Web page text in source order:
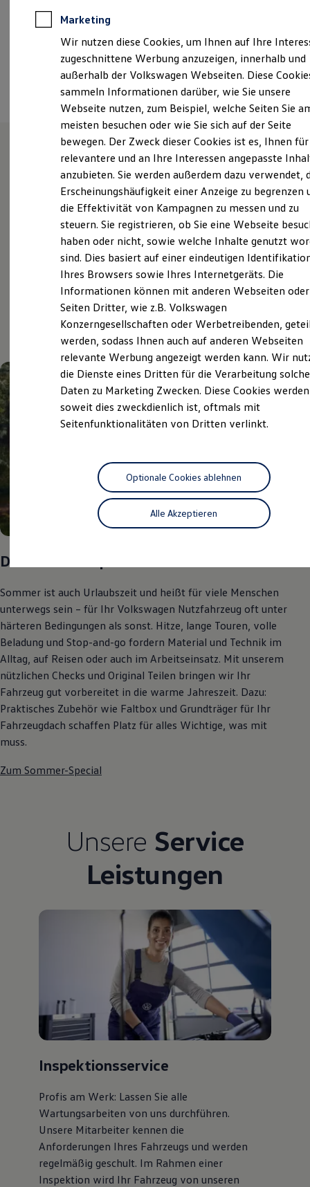
Sommer-Special
Reparatur, Pflege & Inspektion
Servicetermin anfragen
Service-Vorteile bei Volkswagen Nutzfahrzeuge
Economy Service
Räder & Reifen Service
Ersatzfahrzeuge
Notdienst und Pannenhilfe
Software, Konnektivität & Apps
California App
VW Connect für Ihren ID. Buzz
VW Connect für Ihren Transporter/Caravelle
VW Connect für Ihren Amarok
VW Connect für andere Modelle
Connect Pro
Fleet Interface Data
Multistop Pathfinder
Übersicht Software Updates
Hilfreiches für Besitzer
Fahrerassistenz- und Sicherheitssysteme
Kontrollleuchten
Kurzfahrprofile und Ölverdünnung
Batterieverordnung
XTL-Dieselkraftstoff
Ersatzteile und Betriebsflüssigkeiten
Original Zubehör und Lifestyle Produkte
myVolkswagen Business
Elektrisch & Autonom
Elektro - & Hybridfahrzeuge
Klimafreundlicher Strom
Ladezeitensimulator
Ladelösungen für Privatkunden
Ladelösungen für Gewerbekunden
Wallbox und Ladekabel
Bidirektionales Laden
Förderung & Kosten der Elektrofahrzeuge
Kostensimulator
Mehr zum ID. Buzz
Online Beratung
California Welt
California Club
California Magazin & Ratgeber
Vanlife
Ratgeber
Routen & Reisen
California Reisen & Erlebnisse
California App
California Lifestyle & Zubehör
Übernachten im California
Karriere
Karriere im Unternehmen
Natur
Events
Rückblick VW Bus Festival 2023
75 Jahre Bulli Jubiläum
Bulli Magazin
Uptime
Ansprechpartner
Termin vereinbaren
Unsere Leistungenim
Überblick
Service
Aktuelle Highlights
und Angebote
Das Sommer-Special
Sommer ist auch Urlaubszeit und heißt für viele Menschen
unterwegs sein – für Ihr Volkswagen Nutzfahrzeug oft unter
härteren Bedingungen als sonst. Hitze, lange Touren, volle
Beladung und Stop-and-go fordern Material und Technik im
Alltag, auf Reisen oder auch im Arbeitseinsatz. Mit unserem
nützlichen Checks und Original Teilen bringen wir Ihr
Fahrzeug gut vorbereitet in die warme Jahreszeit. Dazu:
Praktisches Zubehör wie Faltbox und Grundträger für Ihr
Fahrzeugdach schaffen Platz für alles Wichtige, was mit
muss.
Zum Sommer-Special
Unsere Service
Leistungen
Inspektionsservice
Profis am Werk: Lassen Sie alle
Wartungsarbeiten von uns durchführen.
Unsere Mitarbeiter kennen die
Anforderungen Ihres Fahrzeugs und werden
regelmäßig geschult. Im Rahmen einer
Inspektion wird Ihr Fahrzeug von unseren
Marketing
Wir nutzen diese Cookies, um Ihnen auf Ihre
zugeschnittene Werbung anzuzeigen, innerhalb und
außerhalb der Volkswagen Webseiten. Diese
sammeln Informationen darüber, wie Sie unsere
Webseite nutzen, zum Beispiel, welche Seiten Sie
meisten besuchen oder wie Sie sich auf der Seite
bewegen. Der Zweck dieser Cookies ist es, Ihnen für
relevantere und an Ihre Interessen angepasste
anzubieten. Sie werden außerdem dazu verwendet,
Erscheinungshäufigkeit einer Anzeige zu begrenzen
die Effektivität von Kampagnen zu messen und zu
steuern. Sie registrieren, ob Sie eine Webseite
haben oder nicht, sowie welche Inhalte genutzt
sind. Dies basiert auf einer eindeutigen
Ihres Browsers sowie Ihres Internetgeräts. Die
Informationen können mit anderen Webseiten oder
Seiten Dritter, wie z.B. Volkswagen
Konzerngesellschaften oder Werbetreibenden,
werden, sodass Ihnen auch auf anderen Webseiten
relevante Werbung angezeigt werden kann. Wir
die Dienste eines Dritten für die Verarbeitung
Daten zu Marketing Zwecken. Diese Cookies
soweit dies zweckdienlich ist, oftmals mit
Seitenfunktionalitäten von Dritten verlinkt.
Alle Akzeptieren
Optionale Cookies ablehnen